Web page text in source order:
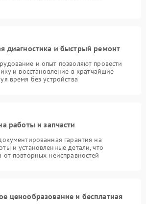
диагностика и быстрый ремонт
и опыт позволяют провести
и восстановление в кратчайшие
время без устройства
работы и запчасти
гарантия на
и установленные детали, что
повторных неисправностей
ценообразование и бесплатная